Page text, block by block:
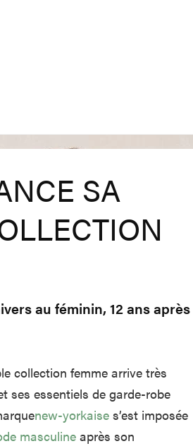
SA
au féminin, 12 ans après
collection femme arrive très
ses essentiels de garde-robe
new-yorkaise s’est imposée
masculine après son